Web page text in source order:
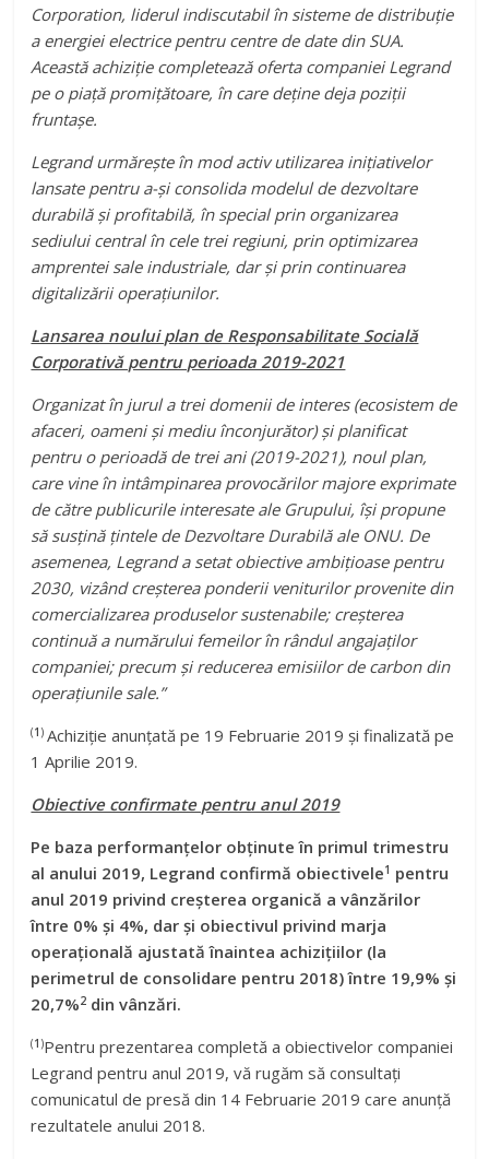
Corporation, liderul indiscutabil în sisteme de distribuție
a energiei electrice pentru centre de date din SUA.
Această achiziție completează oferta companiei Legrand
pe o piață promițătoare, în care deține deja poziții
fruntașe.
Legrand urmărește în mod activ utilizarea inițiativelor
lansate pentru a-și consolida modelul de dezvoltare
durabilă și profitabilă, în special prin organizarea
sediului central în cele trei regiuni, prin optimizarea
amprentei sale industriale, dar și prin continuarea
digitalizării operațiunilor.
Lansarea noului plan de Responsabilitate Socială
Corporativă pentru perioada 2019-2021
Organizat în jurul a trei domenii de interes (ecosistem de
afaceri, oameni și mediu înconjurător) și planificat
pentru o perioadă de trei ani (2019-2021), noul plan,
care vine în intâmpinarea provocărilor majore exprimate
de către publicurile interesate ale Grupului, își propune
să susțină țintele de Dezvoltare Durabilă ale ONU. De
asemenea, Legrand a setat obiective ambițioase pentru
2030, vizând creșterea ponderii veniturilor provenite din
comercializarea produselor sustenabile; creșterea
continuă a numărului femeilor în rândul angajaților
companiei; precum și reducerea emisiilor de carbon din
operațiunile sale.”
(1 ) Achiziție anunțată pe 19 Februarie 2019 și finalizată pe
1 Aprilie 2019.
Obiective confirmate pentru anul 2019
Pe baza performanțelor obținute în primul trimestru
al anului 2019, Legrand confirmă obiectivele1 pentru
anul 2019 privind creșterea organică a vânzărilor
între 0% și 4%, dar și obiectivul privind marja
operațională ajustată înaintea achizițiilor (la
perimetrul de consolidare pentru 2018) între 19,9% și
20,7%2 din vânzări.
(1 )Pentru prezentarea completă a obiectivelor companiei
Legrand pentru anul 2019, vă rugăm să consultați
comunicatul de presă din 14 Februarie 2019 care anunță
rezultatele anului 2018.